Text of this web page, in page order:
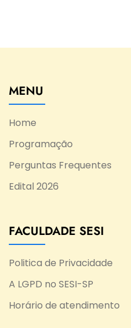
MENU
Home
Programação
Perguntas Frequentes
Edital 2026
FACULDADE SESI
Politica de Privacidade
A LGPD no SESI-SP
Horário de atendimento